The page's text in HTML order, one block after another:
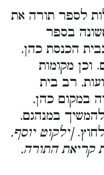
לספר תורה את
בספר
הכנסת כהן,
וכן מקומות
רב בית
במקום כהן,
במנהגם,
[ילקוט יוסף,
קריאת התורה,